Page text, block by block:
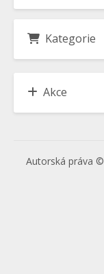
Kategorie
Akce
Autorská práva